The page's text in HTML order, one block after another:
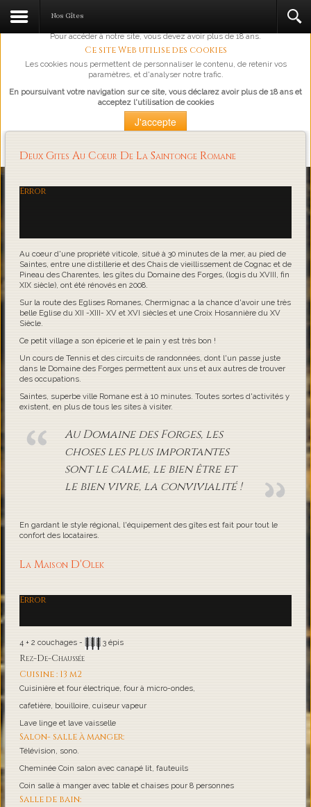
L'abus d'alcool est dangereux pour la santé, à consommer avec
Pour accéder à notre site, vous devez avoir plus de 18 ans.
Ce site Web utilise des cookies
Les cookies nous permettent de personnaliser le contenu, de retenir vos
paramètres, et d'analyser notre trafic.
En poursuivant votre navigation sur ce site, vous déclarez avoir plus de 18 ans et
acceptez l'utilisation de cookies
J'accepte
Loading...
Nos Gîtes
Deux Gites Au Coeur De La Saintonge Romane
Error
Au coeur d'une propriété viticole, situé à 30 minutes de la mer, au pied de
Saintes, entre une distillerie et des Chais de vieillissement de Cognac et de
Pineau des Charentes, les gîtes du Domaine des Forges, (logis du XVIII, fin
XIX siècle), ont été rénovés en 2008.
Sur la route des Eglises Romanes, Chermignac a la chance d'avoir une très
belle Eglise du XII -XIII- XV et XVI siècles et une Croix Hosannière du XV
Siècle.
Ce petit village a son épicerie et le pain y est très bon !
Un cours de Tennis et des circuits de randonnées, dont l'un passe juste
dans le Domaine des Forges permettent aux uns et aux autres de trouver
des occupations.
Saintes, superbe ville Romane est à 10 minutes. Toutes sortes d'activités y
existent, en plus de tous les sites à visiter.
Au Domaine des Forges, les
choses les plus importantes
sont le calme, le bien être et
le bien vivre, la convivialité !
En gardant le style régional, l'équipement des gîtes est fait pour tout le
confort des locataires.
La Maison D'Olek
Error
4 + 2 couchages - 3 épis
Rez-De-Chaussée
Cuisine : 13 m2
Cuisinière et four électrique, four à micro-ondes,
cafetière, bouilloire, cuiseur vapeur
Lave linge et lave vaisselle
Salon- salle à manger:
Télévision, sono.
Cheminée Coin salon avec canapé lit, fauteuils
Coin salle à manger avec table et chaises pour 8 personnes
Salle de bain: